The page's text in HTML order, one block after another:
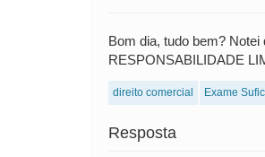
Bom dia, tudo bem?
RESPONSABILIDADE
direito comercial Exame
Resposta